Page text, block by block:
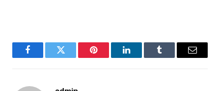
FacebookTwitter Pinterest LinkedInTumblr Email